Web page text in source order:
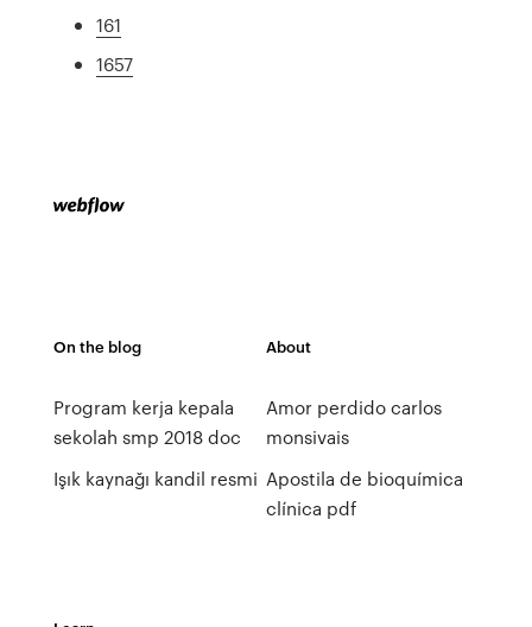
161
1657
On the blog
Program kerja kepala
sekolah smp 2018 doc
Işık kaynağı kandil resmi
About
Amor perdido carlos
monsivais
Apostila de bioquímica
clínica pdf